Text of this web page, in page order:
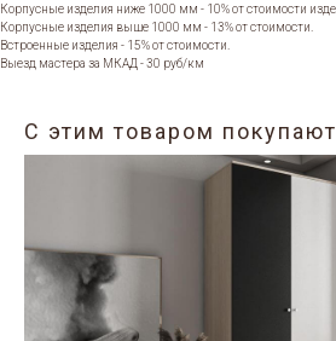
Корпусные изделия ниже 1000 мм - 10% от стоимости
Корпусные изделия выше 1000 мм - 13% от стоимости.
Встроенные изделия - 15% от стоимости.
Выезд мастера за МКАД - 30 руб/км
С этим товаром покупают